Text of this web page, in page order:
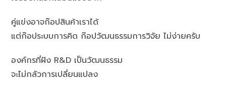
คู่แข่งอาจก๊อปสินค้าเราได้
แต่ก๊อประบบการคิด ก๊อปวัฒนธรรมการวิจัย ไม่ง่ายครับ
องค์กรที่ฝัง R&D เป็นวัฒนธรรม
จะไม่กลัวการเปลี่ยนแปลง